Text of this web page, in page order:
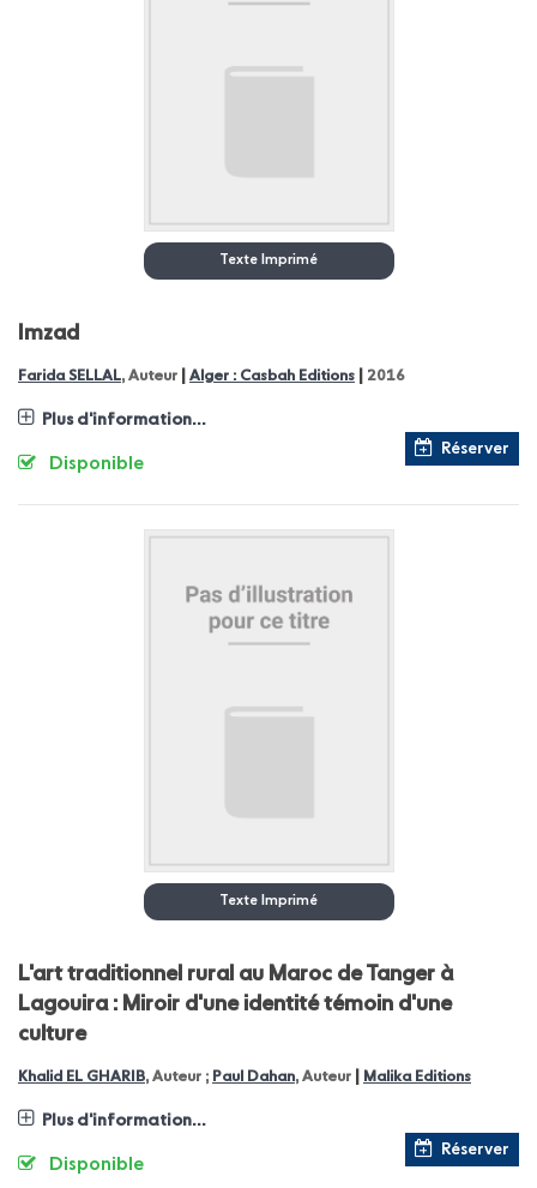
Texte Imprimé
Imzad
Farida SELLAL, Auteur Alger : Casbah Editions 2016
Plus d'information...
Réserver
Disponible
Texte Imprimé
L'art traditionnel rural au Maroc de Tanger à
Lagouira : Miroir d'une identité témoin d'une
culture
Khalid EL GHARIB, Auteur ; Paul Dahan, Auteur Malika Editions
Plus d'information...
Réserver
Disponible